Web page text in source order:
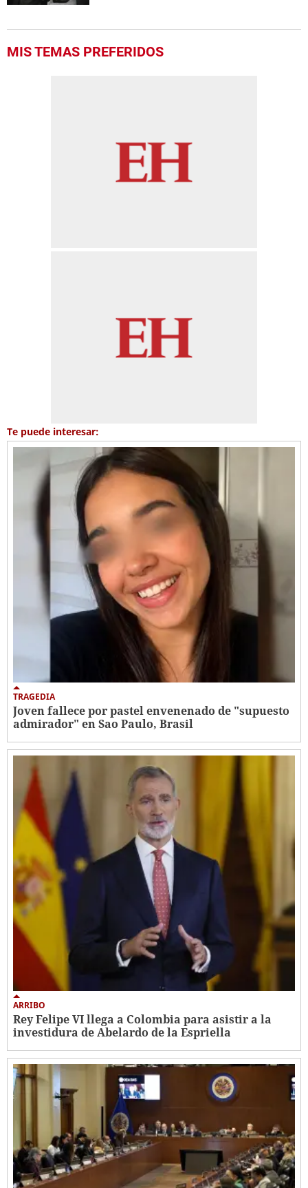
MIS TEMAS PREFERIDOS
Te puede interesar:
TRAGEDIA
Joven fallece por pastel envenenado de "supuesto
admirador" en Sao Paulo, Brasil
ARRIBO
Rey Felipe VI llega a Colombia para asistir a la
investidura de Abelardo de la Espriella